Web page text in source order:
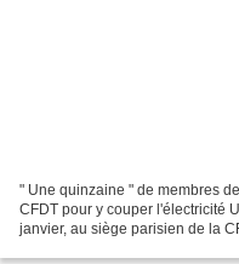
" Une quinzaine " de membres
CFDT pour y couper l'électricité
janvier, au siège parisien de la